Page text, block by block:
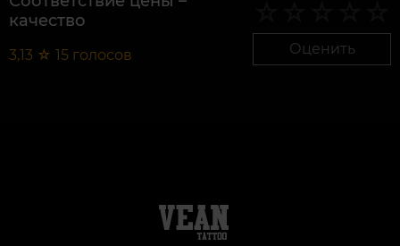
качество
3,13 ☆ 15 голосов Оценить